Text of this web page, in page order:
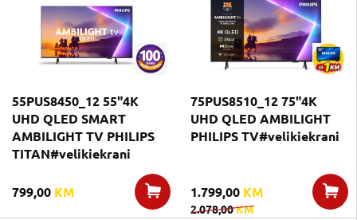
55PUS8450_12 55"4K
UHD QLED SMART
AMBILIGHT TV PHILIPS
TITAN#velikiekrani
799,00 KM
75PUS8510_12 75"4K
UHD QLED AMBILIGHT
PHILIPS TV#velikiekrani
1.799,00 KM
2.078,00KM